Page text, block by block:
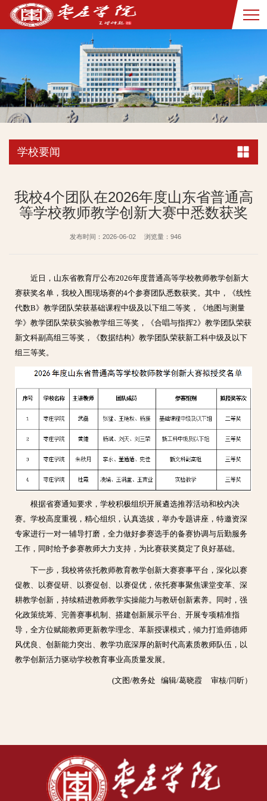
学校要闻
我校4个团队在2026年度山东省普通高
等学校教师教学创新大赛中悉数获奖
发布时间：2026-06-02 浏览量： 946
近日，山东省教育厅公布2026年度普通高等学校教师教学创新大
赛获奖名单，我校入围现场赛的4个参赛团队悉数获奖。其中，《线性
代数B》教学团队荣获基础课程中级及以下组二等奖，《地图与测量
学》教学团队荣获实验教学组三等奖，《合唱与指挥2》教学团队荣获
新文科副高组三等奖，《数据结构》教学团队荣获新工科中级及以下
组三等奖。
根据省赛通知要求，学校积极组织开展遴选推荐活动和校内决
赛。学校高度重视，精心组织，认真选拔，举办专题讲座，特邀资深
专家进行一对一辅导打磨，全力做好参赛选手的备赛协调与后勤服务
工作，同时给予参赛教师大力支持，为比赛获奖奠定了良好基础。
下一步，我校将依托教师教育教学创新大赛赛事平台，深化以赛
促教、以赛促研、以赛促创、以赛促优，依托赛事聚焦课堂变革、深
耕教学创新，持续精进教师教学实操能力与教研创新素养。同时，强
化政策统筹、完善赛事机制、搭建创新展示平台、开展专项精准指
导，全方位赋能教师更新教学理念、革新授课模式，倾力打造师德师
风优良、创新能力突出、教学功底深厚的新时代高素质教师队伍，以
教学创新活力驱动学校教育事业高质量发展。
(文图/教务处 编辑/葛晓霞 审核/闫昕）